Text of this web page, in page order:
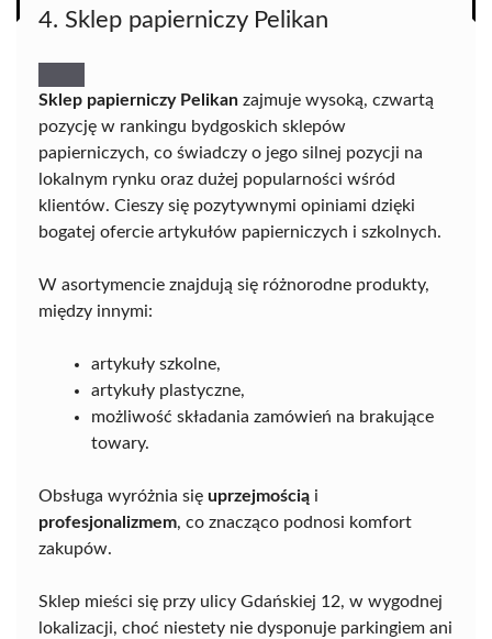
4. Sklep papierniczy Pelikan
Sklep papierniczy Pelikan zajmuje wysoką, czwartą
pozycję w rankingu bydgoskich sklepów
papierniczych, co świadczy o jego silnej pozycji na
lokalnym rynku oraz dużej popularności wśród
klientów. Cieszy się pozytywnymi opiniami dzięki
bogatej ofercie artykułów papierniczych i szkolnych.
W asortymencie znajdują się różnorodne produkty,
między innymi:
artykuły szkolne,
artykuły plastyczne,
możliwość składania zamówień na brakujące
towary.
Obsługa wyróżnia się uprzejmością i
profesjonalizmem, co znacząco podnosi komfort
zakupów.
Sklep mieści się przy ulicy Gdańskiej 12, w wygodnej
lokalizacji, choć niestety nie dysponuje parkingiem ani